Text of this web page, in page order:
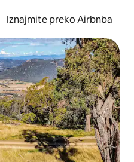
Iznajmite preko Airbnba